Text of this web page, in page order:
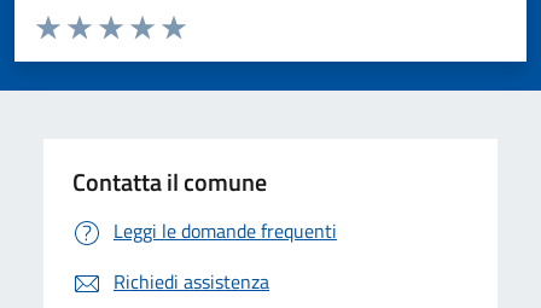
Valuta da 1 a 5 stelle la pagina
Valuta 5 stelle su 5
Valuta 4 stelle su 5
Valuta 3 stelle su 5
Valuta 2 stelle su 5
Valuta 1 stelle su 5
Contatta il comune
Leggi le domande frequenti
Richiedi assistenza